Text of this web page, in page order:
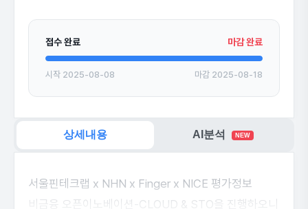
접수 완료 마감 완료
시작 2025-08-08 마감 2025-08-18
상세내용 AI분석 NEW
서울핀테크랩 x NHN x Finger x NICE 평가정보
비금융 오픈이노베이션-CLOUD & STO을 진행하오니